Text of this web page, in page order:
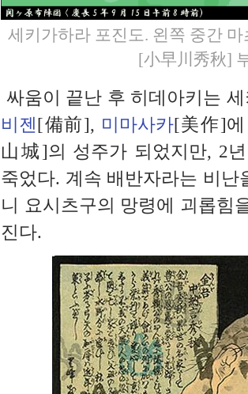
세키가하라 포진도. 왼쪽 중간
[小早川秀秋]
싸움이 끝난 후 히데아키는
비젠[備前], 미마사카[美作]에
山城]의 성주가 되었지만, 2
죽었다. 계속 배반자라는 비
니 요시츠구의 망령에 괴롭힘
진다.